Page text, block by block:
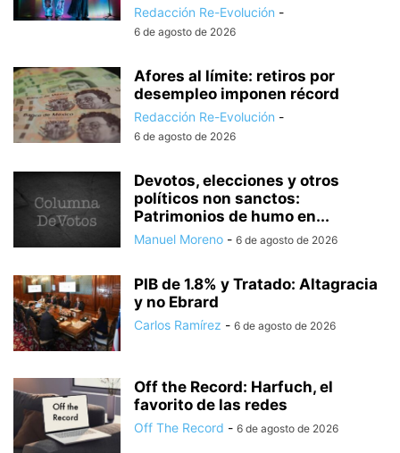
Redacción Re-Evolución -
6 de agosto de 2026
Afores al límite: retiros por
desempleo imponen récord
Redacción Re-Evolución -
6 de agosto de 2026
Devotos, elecciones y otros
políticos non sanctos:
Patrimonios de humo en...
Manuel Moreno - 6 de agosto de 2026
PIB de 1.8% y Tratado: Altagracia
y no Ebrard
Carlos Ramírez - 6 de agosto de 2026
Off the Record: Harfuch, el
favorito de las redes
Off The Record - 6 de agosto de 2026